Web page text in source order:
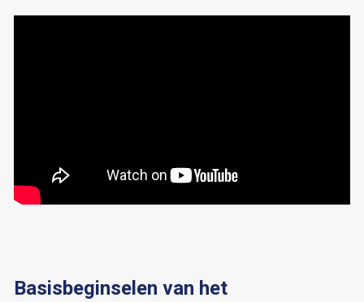
Basisbeginselen van het